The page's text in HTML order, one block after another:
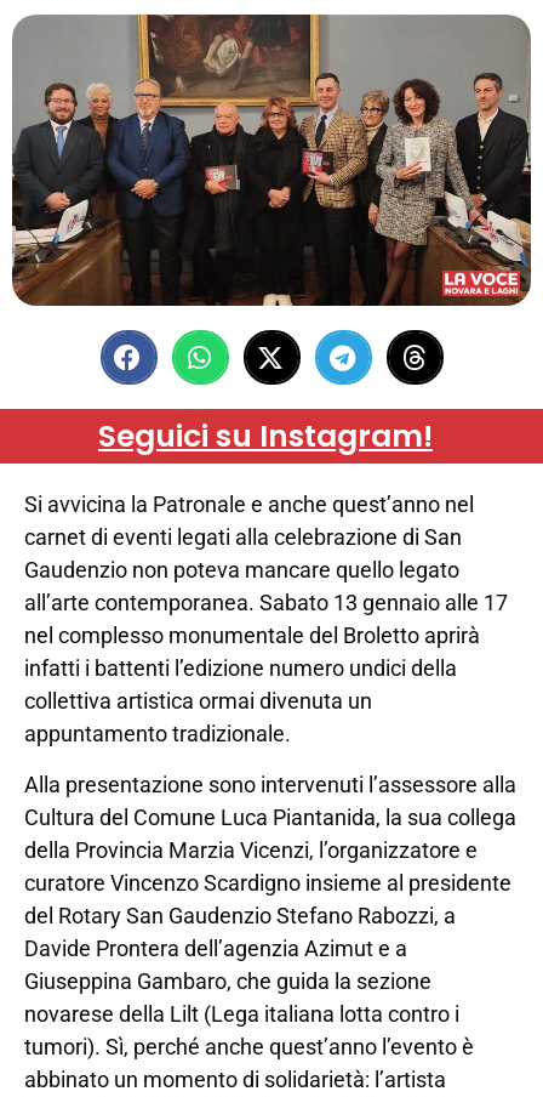
Seguici su Instagram!
Si avvicina la Patronale e anche quest’anno nel
carnet di eventi legati alla celebrazione di San
Gaudenzio non poteva mancare quello legato
all’arte contemporanea. Sabato 13 gennaio alle 17
nel complesso monumentale del Broletto aprirà
infatti i battenti l’edizione numero undici della
collettiva artistica ormai divenuta un
appuntamento tradizionale.
Alla presentazione sono intervenuti l’assessore alla
Cultura del Comune Luca Piantanida, la sua collega
della Provincia Marzia Vicenzi, l’organizzatore e
curatore Vincenzo Scardigno insieme al presidente
del Rotary San Gaudenzio Stefano Rabozzi, a
Davide Prontera dell’agenzia Azimut e a
Giuseppina Gambaro, che guida la sezione
novarese della Lilt (Lega italiana lotta contro i
tumori). Sì, perché anche quest’anno l’evento è
abbinato un momento di solidarietà: l’artista